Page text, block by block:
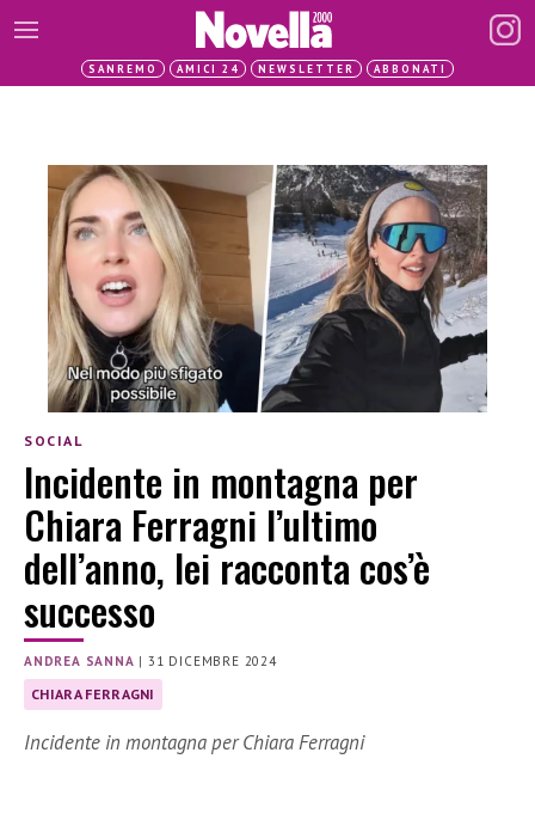
SANREMO AMICI 24 NEWSLETTER ABBONATI
SOCIAL
Incidente in montagna per
Chiara Ferragni l’ultimo
dell’anno, lei racconta cos’è
successo
ANDREA SANNA |31 DICEMBRE 2024
CHIARA FERRAGNI
Incidente in montagna per Chiara Ferragni